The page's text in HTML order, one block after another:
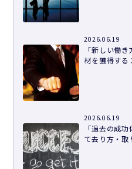
2026.06.19
「新しい働
材を獲得する
2026.06.19
「過去の成
て去り方・取